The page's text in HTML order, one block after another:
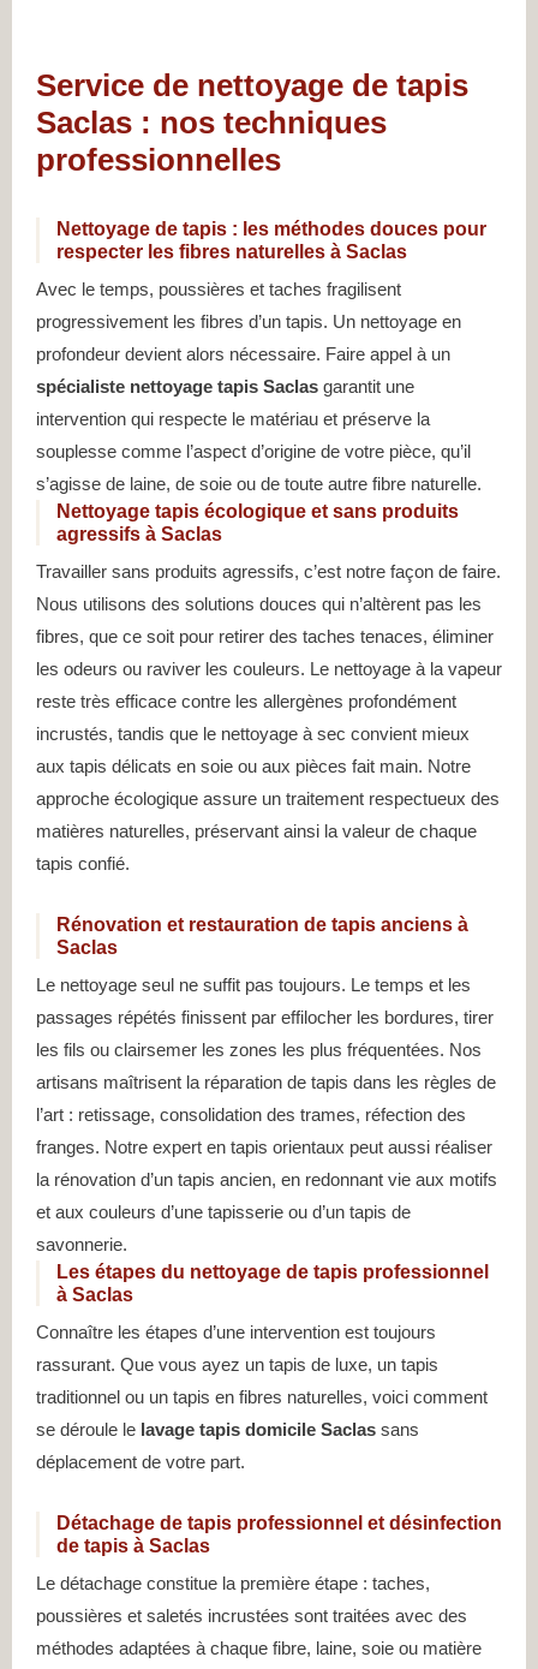
Service de nettoyage de tapis
Saclas : nos techniques
professionnelles
Nettoyage de tapis : les méthodes douces pour
respecter les fibres naturelles à Saclas
Avec le temps, poussières et taches fragilisent
progressivement les fibres d’un tapis. Un nettoyage en
profondeur devient alors nécessaire. Faire appel à un
spécialiste nettoyage tapis Saclas garantit une
intervention qui respecte le matériau et préserve la
souplesse comme l’aspect d’origine de votre pièce, qu’il
s’agisse de laine, de soie ou de toute autre fibre naturelle.
Nettoyage tapis écologique et sans produits
agressifs à Saclas
Travailler sans produits agressifs, c’est notre façon de faire.
Nous utilisons des solutions douces qui n’altèrent pas les
fibres, que ce soit pour retirer des taches tenaces, éliminer
les odeurs ou raviver les couleurs. Le nettoyage à la vapeur
reste très efficace contre les allergènes profondément
incrustés, tandis que le nettoyage à sec convient mieux
aux tapis délicats en soie ou aux pièces fait main. Notre
approche écologique assure un traitement respectueux des
matières naturelles, préservant ainsi la valeur de chaque
tapis confié.
Rénovation et restauration de tapis anciens à
Saclas
Le nettoyage seul ne suffit pas toujours. Le temps et les
passages répétés finissent par effilocher les bordures, tirer
les fils ou clairsemer les zones les plus fréquentées. Nos
artisans maîtrisent la réparation de tapis dans les règles de
l’art : retissage, consolidation des trames, réfection des
franges. Notre expert en tapis orientaux peut aussi réaliser
la rénovation d’un tapis ancien, en redonnant vie aux motifs
et aux couleurs d’une tapisserie ou d’un tapis de
savonnerie.
Les étapes du nettoyage de tapis professionnel
à Saclas
Connaître les étapes d’une intervention est toujours
rassurant. Que vous ayez un tapis de luxe, un tapis
traditionnel ou un tapis en fibres naturelles, voici comment
se déroule le lavage tapis domicile Saclas sans
déplacement de votre part.
Détachage de tapis professionnel et désinfection
de tapis à Saclas
Le détachage constitue la première étape : taches,
poussières et saletés incrustées sont traitées avec des
méthodes adaptées à chaque fibre, laine, soie ou matière